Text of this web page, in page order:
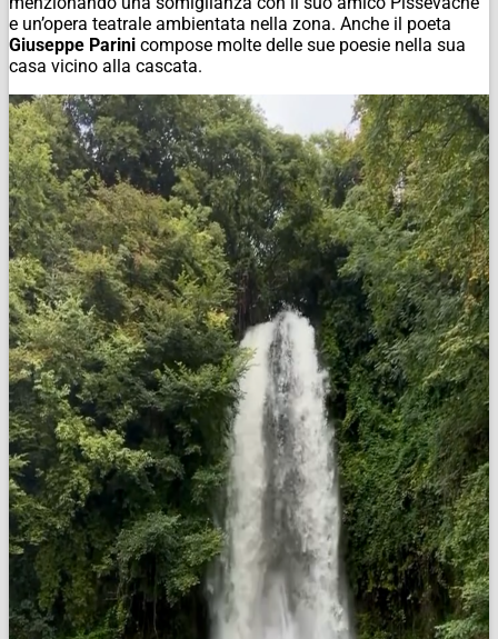
e un’opera teatrale ambientata nella zona. Anche il poeta
Giuseppe Parini compose molte delle sue poesie nella sua
casa vicino alla cascata.